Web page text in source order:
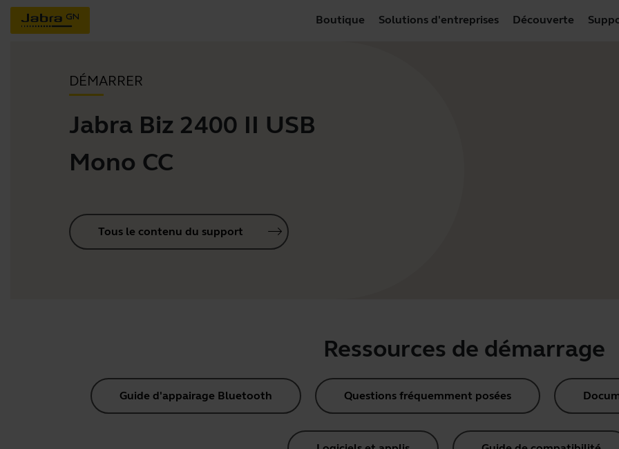
Boutique Solutions d'entreprises Découverte
DÉMARRER
Jabra Biz 2400 II USB
Mono CC
Tous le contenu du support
Ressources de démarrage
Guide d'appairage Bluetooth Questions fréquemment posées